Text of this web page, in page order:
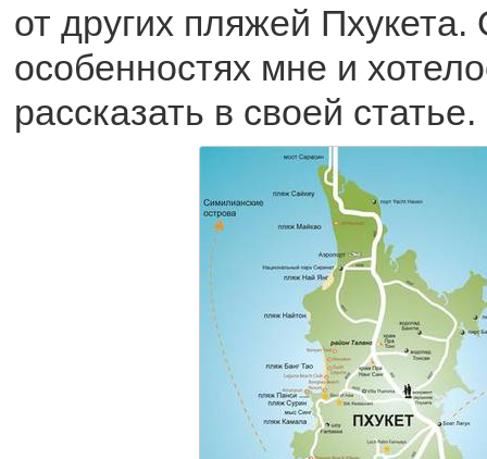
от других пляжей Пхукета.
особенностях мне и
рассказать в своей статье.